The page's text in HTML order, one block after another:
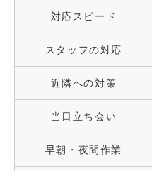
対応スピード
スタッフの対応
近隣への対策
当日立ち会い
早朝・夜間作業